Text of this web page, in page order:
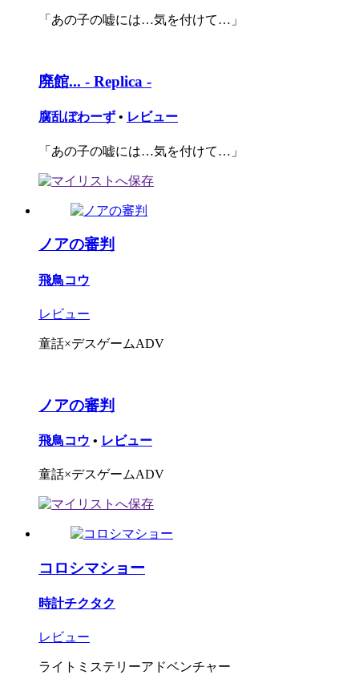
「あの子の嘘には…気を付けて…」
廃館... - Replica -
腐乱ぼわーず • レビュー
「あの子の嘘には…気を付けて…」
ノアの審判
飛鳥コウ
レビュー
童話×デスゲームADV
ノアの審判
飛鳥コウ • レビュー
童話×デスゲームADV
コロシマショー
時計チクタク
レビュー
ライトミステリーアドベンチャー